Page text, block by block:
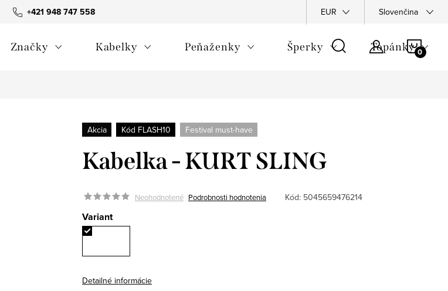
+421 948 747 558
Všeobecné obchodné podmienky Podmienky ochrany osobných údajov
EUR Slovenčina
Značky Kabelky Peňaženky Šperky Topánky
Akcia Kód FLASH10 Festival must-have
Kabelka - KURT SLING
Neohodnotené Podrobnosti hodnotenia Kód: 5045659476214
Variant
Detailné informácie